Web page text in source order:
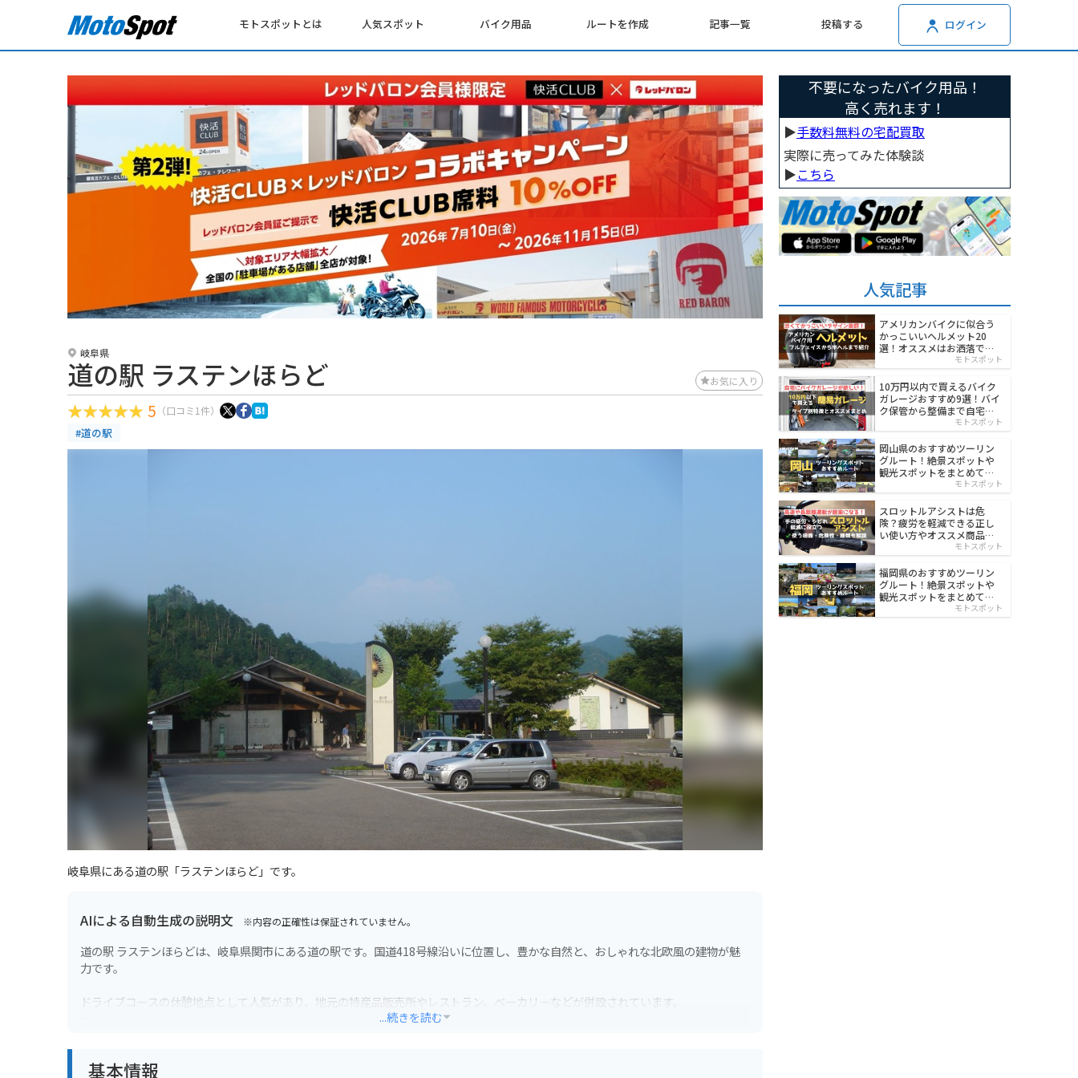
モトスポットとは 人気スポット バイク用品 ルートを作成 記事一覧 投稿する ログイン
岐阜県
道の駅 ラステンほらど お気に入り
5 （口コミ1件）
#道の駅
岐阜県にある道の駅「ラステンほらど」です。
AIによる自動生成の説明文 ※内容の正確性は保証されていません。
道の駅 ラステンほらどは、岐阜県関市にある道の駅です。国道418号線沿いに位置し、豊かな自然と、おしゃれな北欧風の建物が魅
力です。
ドライブコースの休憩地点として人気があり、地元の特産品販売所やレストラン、ベーカリーなどが併設されています。
...続きを読む
基本情報
不要になったバイク用品！
高く売れます！
▶︎手数料無料の宅配買取
実際に売ってみた体験談
▶︎こちら
人気記事
アメリカンバイクに似合う
かっこいいヘルメット20
選！オススメはお洒落でワ
モトスポット
10万円以内で買えるバイク
ガレージおすすめ9選！バイ
ク保管から整備まで自宅で
モトスポット
岡山県のおすすめツーリン
グルート！絶景スポットや
観光スポットをまとめて紹
モトスポット
スロットルアシストは危
険？疲労を軽減できる正し
い使い方やオススメ商品を
モトスポット
福岡県のおすすめツーリン
グルート！絶景スポットや
観光スポットをまとめて紹
モトスポット